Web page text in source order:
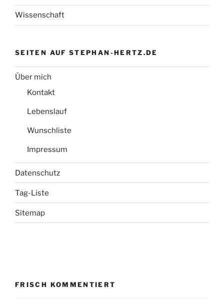
Wissenschaft
SEITEN AUF STEPHAN-HERTZ.DE
Über mich
Kontakt
Lebenslauf
Wunschliste
Impressum
Datenschutz
Tag-Liste
Sitemap
FRISCH KOMMENTIERT